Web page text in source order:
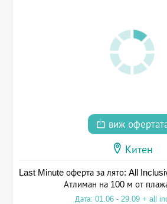
виж
Китен
Last Minute оферта за лято: All
Атлиман на 100 м от
Дата: 01.06 - 29.09 + all